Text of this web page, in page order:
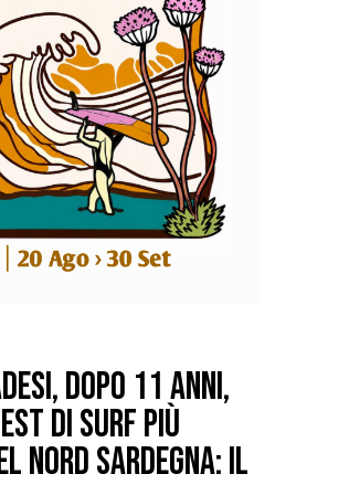
dopo 11 anni,
di surf più
nord Sardegna: il